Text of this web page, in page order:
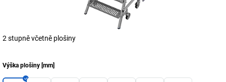
2 stupně včetně plošiny
Výška plošiny [mm]